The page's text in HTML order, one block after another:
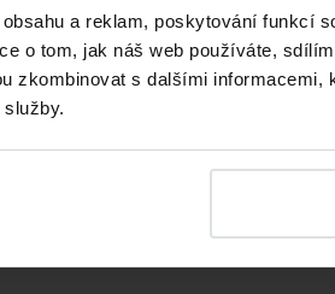
a reklam, poskytování funkcí
o tom, jak náš web používáte,
zkombinovat s dalšími